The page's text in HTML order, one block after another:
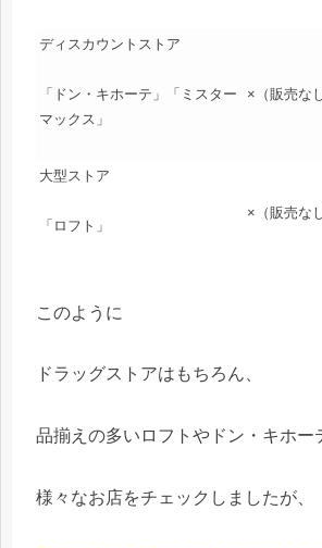
ディスカウントストア
「ドン・キホーテ」「ミスター
マックス」
×（販売なし
大型ストア
「ロフト」
×（販売なし
このように
ドラッグストアはもちろん、
品揃えの多いロフトやドン・キホー
様々なお店をチェックしましたが、